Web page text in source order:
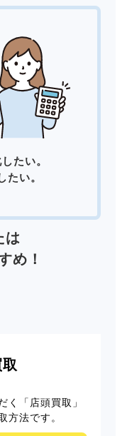
たい。
たい。
は
め！
く「店頭買取」
方法です。